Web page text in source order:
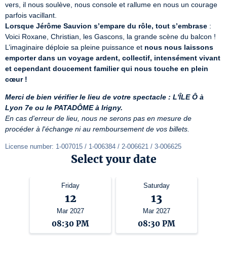
vers, il nous soulève, nous console et rallume en nous un courage
Lorsque Jérôme Sauvion s’empare du rôle, tout s’embrase :
Voici Roxane, Christian, les Gascons, la grande scène du balcon !
L’imaginaire déploie sa pleine puissance et nous nous laissons
emporter dans un voyage ardent, collectif, intensément vivant
et cependant doucement familier qui nous touche en plein
cœur !
Merci de bien vérifier le lieu de votre spectacle : L'ÎLE Ô à
Lyon 7e ou le PATADÔME à Irigny.
En cas d'erreur de lieu, nous ne serons pas en mesure de
procéder à l'échange ni au remboursement de vos billets.
License number: 1-007015 / 1-006384 / 2-006621 / 3-006625
Select your date
Friday
12
Mar 2027
08:30 PM
Saturday
13
Mar 2027
08:30 PM